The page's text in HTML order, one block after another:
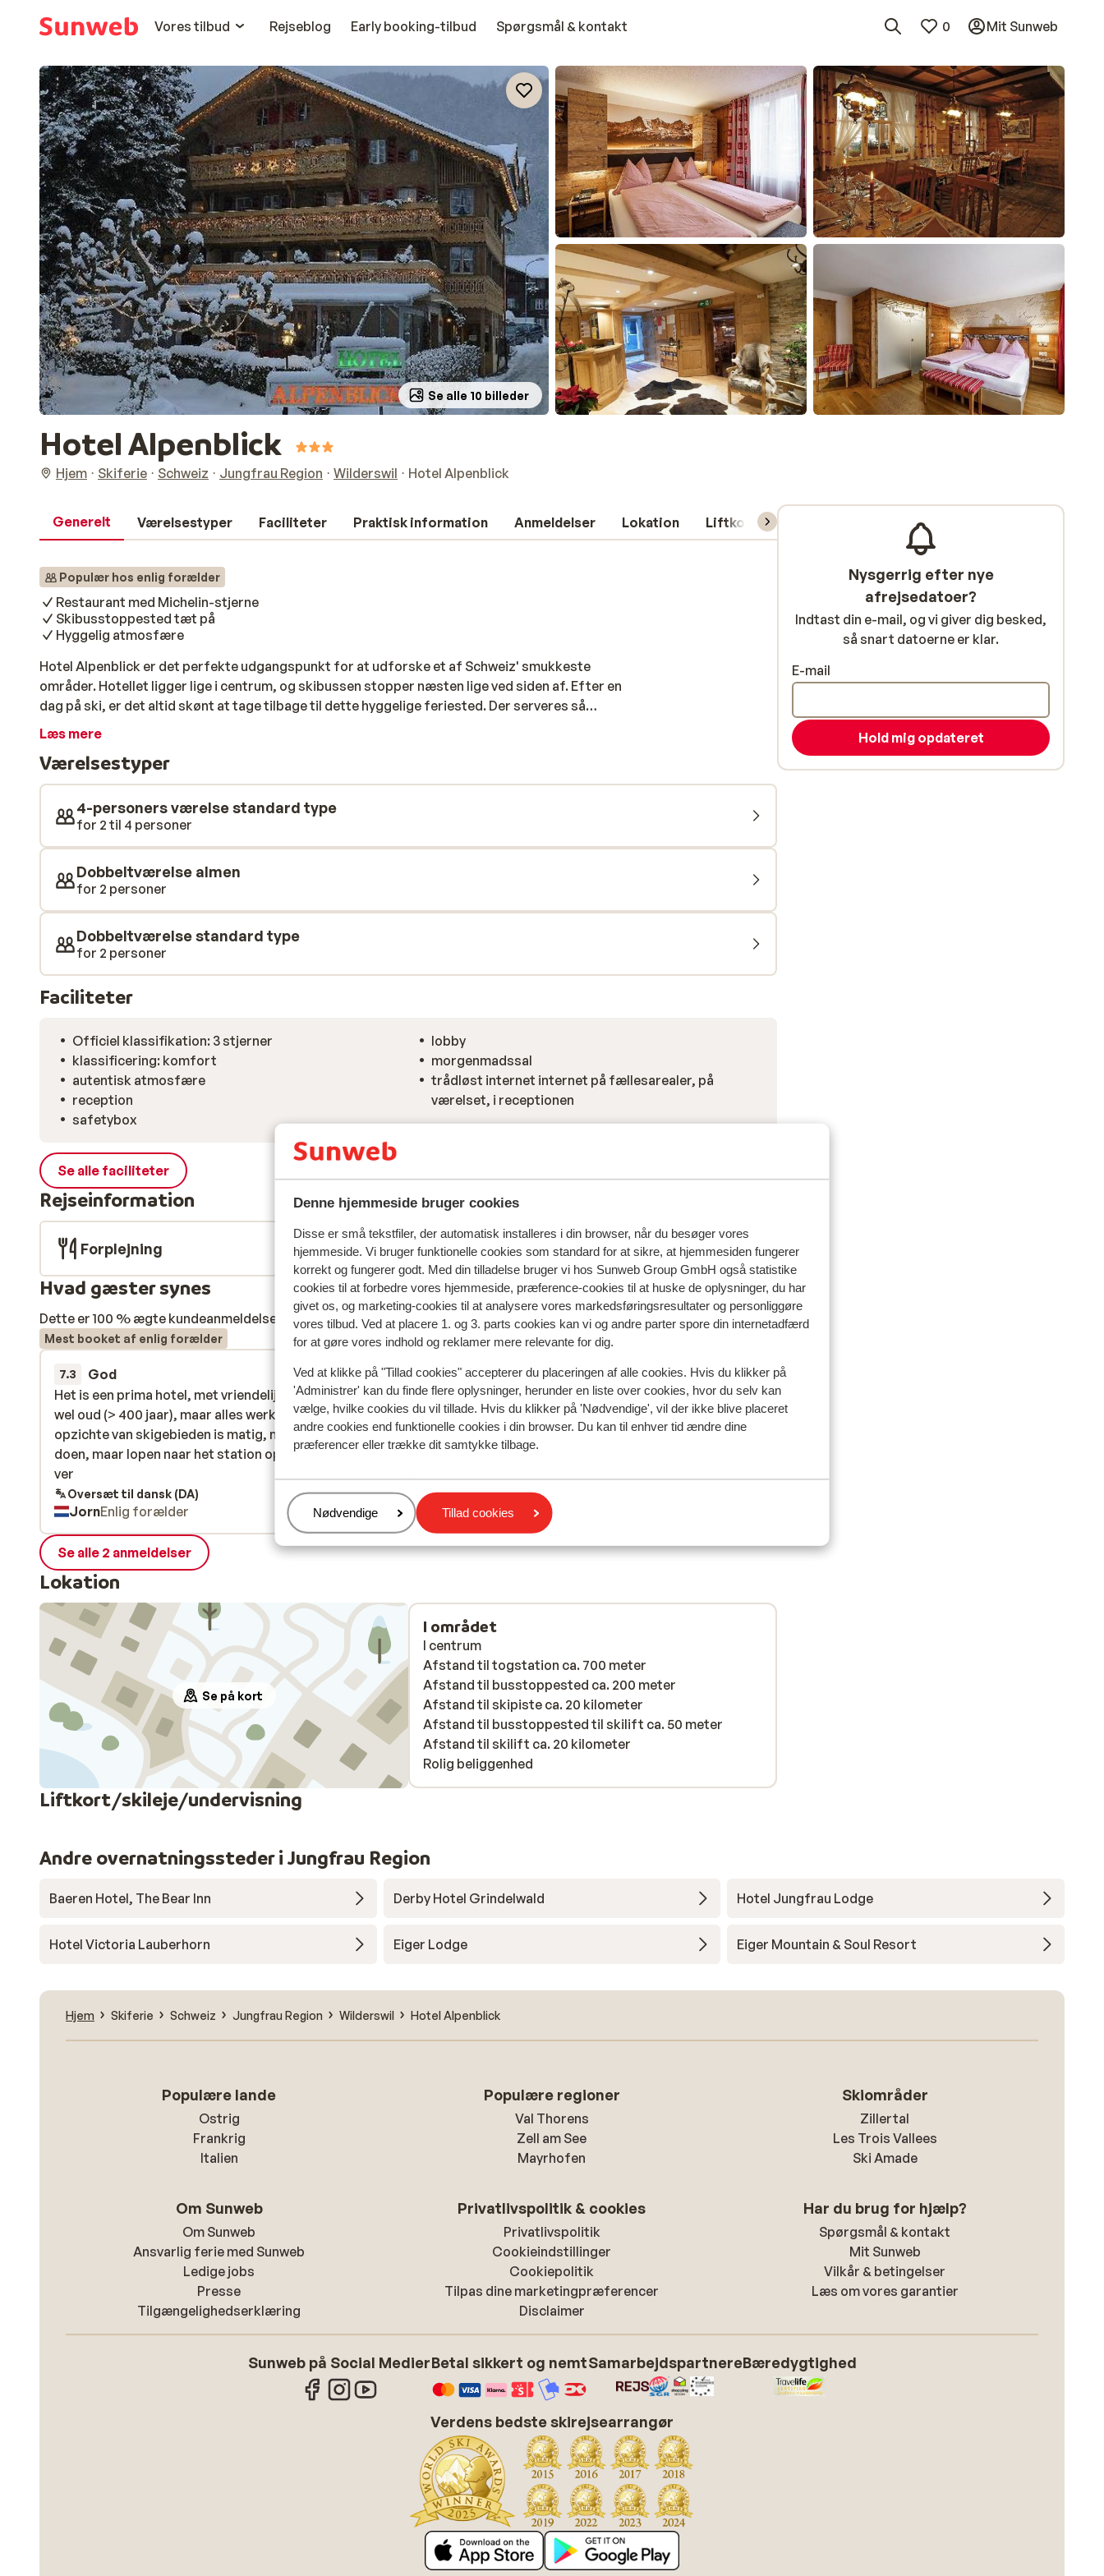
Denne hjemmeside bruger cookies
Disse er små tekstfiler, der automatisk installeres i din browser, når du besøger vores
hjemmeside. Vi bruger funktionelle cookies som standard for at sikre, at hjemmesiden fungerer
korrekt og fungerer godt. Med din tilladelse bruger vi hos Sunweb Group GmbH også statistike
cookies til at forbedre vores hjemmeside, præference-cookies til at huske de oplysninger, du har
givet os, og marketing-cookies til at analysere vores markedsføringsresultater og personliggøre
vores tilbud. Ved at placere 1. og 3. parts cookies kan vi og andre parter spore din internetadfærd
for at gøre vores indhold og reklamer mere relevante for dig.
Ved at klikke på "Tillad cookies" accepterer du placeringen af alle cookies. Hvis du klikker på
'Administrer' kan du finde flere oplysninger, herunder en liste over cookies, hvor du selv kan
vælge, hvilke cookies du vil tillade. Hvis du klikker på 'Nødvendige', vil der ikke blive placeret
andre cookies end funktionelle cookies i din browser. Du kan til enhver tid ændre dine
præferencer eller trække dit samtykke tilbage.
Administrer
Nødvendige Tillad cookies
Vores tilbud
Rejseblog Early booking-tilbud Spørgsmål & kontakt 0 Mit Sunweb
Se alle 10 billeder
Hotel Alpenblick
Hjem Skiferie Schweiz Jungfrau Region Wilderswil Hotel Alpenblick
Generelt Værelsestyper Faciliteter Praktisk information Anmeldelser Lokation Liftkort/skileje/undervisning
Populær hos enlig forælder
Restaurant med Michelin-stjerne
Skibusstoppested tæt på
Hyggelig atmosfære
Hotel Alpenblick er det perfekte udgangspunkt for at udforske et af Schweiz' smukkeste
områder. Hotellet ligger lige i centrum, og skibussen stopper næsten lige ved siden af. Efter en
dag på ski, er det altid skønt at tage tilbage til dette hyggelige feriested. Der serveres så
lækkert mad i restauranten at den har fået tildelt en Michellin-stjerne. Efter et dejligt måltid,
Læs mere
Værelsestyper
4-personers værelse standard type
for 2 til 4 personer
Dobbeltværelse almen
for 2 personer
Dobbeltværelse standard type
for 2 personer
Faciliteter
Officiel klassifikation: 3 stjerner
klassificering: komfort
autentisk atmosfære
reception
safetybox
lobby
morgenmadssal
trådløst internet internet på fællesarealer, på
værelset, i receptionen
Se alle faciliteter
Rejseinformation
Forplejning
Hvad gæster synes
Dette er 100 % ægte kundeanmeldelser, der ærligt afspejler deres oplevelser med vores produkt. Mere om anmeldelser
Mest booket af enlig forælder
7.3 God
9. feb. 2025
Het is een prima hotel, met vriendelijk personeel. Het is
wel oud (> 400 jaar), maar alles werkt goed.Ligging ten
opzichte van skigebieden is matig, met de auto goed te
doen, maar lopen naar het station op skischoenen is te
ver
Het is een prima hotel, met vriendelijk personeel. Het is
wel oud (> 400 jaar), maar alles werkt goed.Ligging ten
opzichte van skigebieden is matig, met de auto goed te
doen, maar lopen naar het station op skischoenen is te
ver
Oversæt til dansk (DA)
JornEnlig forælder
7.3 God
28. jan. 2024
kamer werd vernieuwd, de badkamer was verouderd,
en is aan vernieuwing toe.
kamer werd vernieuwd, de badkamer was verouderd,
en is aan vernieuwing toe.
Oversæt til dansk (DA)
AnonymMed partner
Se alle 2 anmeldelser
Lokation
Se på kort
I området
I centrum
Afstand til togstation ca. 700 meter
Afstand til busstoppested ca. 200 meter
Afstand til skipiste ca. 20 kilometer
Afstand til busstoppested til skilift ca. 50 meter
Afstand til skilift ca. 20 kilometer
Rolig beliggenhed
Liftkort/skileje/undervisning
Nysgerrig efter nye
afrejsedatoer?
Indtast din e-mail, og vi giver dig besked,
så snart datoerne er klar.
E-mail
Hold mig opdateret
Andre overnatningssteder i Jungfrau Region
Baeren Hotel, The Bear Inn Derby Hotel Grindelwald Hotel Jungfrau Lodge
Hotel Victoria Lauberhorn Eiger Lodge Eiger Mountain & Soul Resort
Hjem Skiferie Schweiz Jungfrau Region Wilderswil Hotel Alpenblick
Populære lande
Ostrig
Frankrig
Italien
Populære regioner
Val Thorens
Zell am See
Mayrhofen
Skiområder
Zillertal
Les Trois Vallees
Ski Amade
Om Sunweb
Om Sunweb
Ansvarlig ferie med Sunweb
Ledige jobs
Presse
Tilgængelighedserklæring
Privatlivspolitik & cookies
Privatlivspolitik
Cookieindstillinger
Cookiepolitik
Tilpas dine marketingpræferencer
Disclaimer
Har du brug for hjælp?
Spørgsmål & kontakt
Mit Sunweb
Vilkår & betingelser
Læs om vores garantier
Sunweb på Social MedierBetal sikkert og nemtSamarbejdspartnereBæredygtighed
Verdens bedste skirejsearrangør